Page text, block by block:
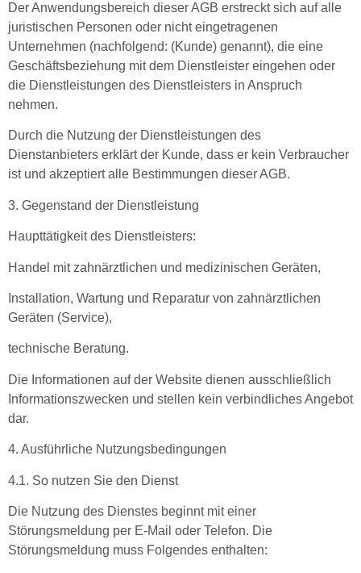
Der Anwendungsbereich dieser AGB erstreckt sich auf alle
juristischen Personen oder nicht eingetragenen
Unternehmen (nachfolgend: (Kunde) genannt), die eine
Geschäftsbeziehung mit dem Dienstleister eingehen oder
die Dienstleistungen des Dienstleisters in Anspruch
nehmen.
Durch die Nutzung der Dienstleistungen des
Dienstanbieters erklärt der Kunde, dass er kein Verbraucher
ist und akzeptiert alle Bestimmungen dieser AGB.
3. Gegenstand der Dienstleistung
Haupttätigkeit des Dienstleisters:
Handel mit zahnärztlichen und medizinischen Geräten,
Installation, Wartung und Reparatur von zahnärztlichen
Geräten (Service),
technische Beratung.
Die Informationen auf der Website dienen ausschließlich
Informationszwecken und stellen kein verbindliches Angebot
dar.
4. Ausführliche Nutzungsbedingungen
4.1. So nutzen Sie den Dienst
Die Nutzung des Dienstes beginnt mit einer
Störungsmeldung per E-Mail oder Telefon. Die
Störungsmeldung muss Folgendes enthalten: